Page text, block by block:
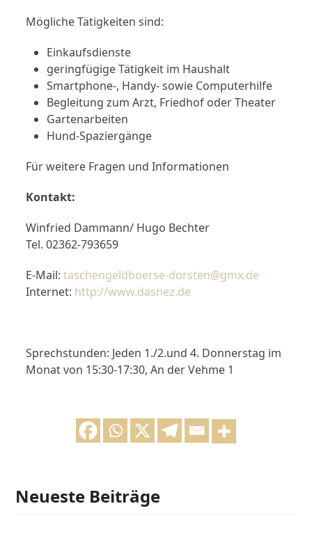
Mögliche Tätigkeiten sind:
Einkaufsdienste
geringfügige Tätigkeit im Haushalt
Smartphone-, Handy- sowie Computerhilfe
Begleitung zum Arzt, Friedhof oder Theater
Gartenarbeiten
Hund-Spaziergänge
Für weitere Fragen und Informationen
Kontakt:
Winfried Dammann/ Hugo Bechter
Tel. 02362-793659
E-Mail:taschengeldboerse-dorsten@gmx.de
Internet: http://www.dasnez.de
Sprechstunden: Jeden 1./2.und 4. Donnerstag im
Monat von 15:30-17:30, An der Vehme 1
Neueste Beiträge